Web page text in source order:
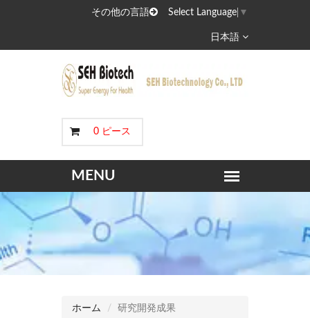
その他の言語 Select Language ▼
日本語
0 ピース
ホーム 研究開発成果